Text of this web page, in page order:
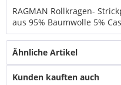
RAGMAN Rollkragen-
aus 95% Baumwolle 5%
Ähnliche Artikel
Kunden kauften auch